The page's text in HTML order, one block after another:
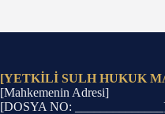
[YETKİLİ SULH HUKUK
[Mahkemenin Adresi]
[DOSYA NO: